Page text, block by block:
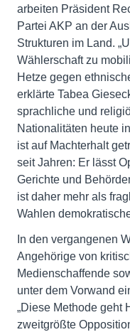
arbeiten Präsident
Partei AKP an der
Strukturen im Land.
Wählerschaft zu
Hetze gegen
erklärte Tabea
sprachliche und
Nationalitäten heute
ist auf Machterhalt
seit Jahren: Er lässt
Gerichte und
ist daher mehr als
Wahlen
In den vergangenen
Angehörige von
Medienschaffende
unter dem Vorwand
„Diese Methode geht
zweitgrößte